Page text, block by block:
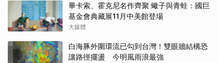
畢卡索、霍克尼名作齊聚 蠍子與青蛙：國巨
基金會典藏展11月中美館登場
大媒體
白海豚外圍環流已勾到台灣！雙眼牆結構恐
讓路徑擺盪 今明風雨浪最強